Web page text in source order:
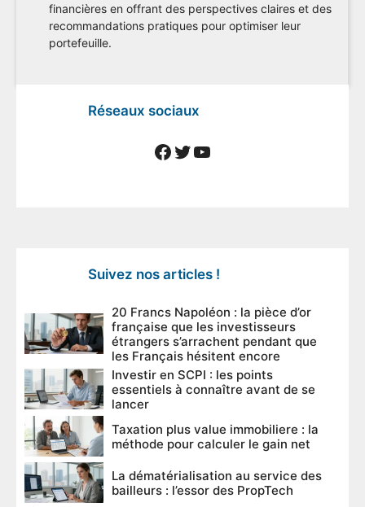
financières en offrant des perspectives claires et des
recommandations pratiques pour optimiser leur
portefeuille.
Réseaux sociaux
Facebook
Twitter
YouTube
Suivez nos articles !
20 Francs Napoléon : la pièce d’or
française que les investisseurs
étrangers s’arrachent pendant que
les Français hésitent encore
Investir en SCPI : les points
essentiels à connaître avant de se
lancer
Taxation plus value immobiliere : la
méthode pour calculer le gain net
La dématérialisation au service des
bailleurs : l’essor des PropTech